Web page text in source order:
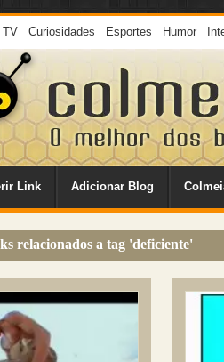
TV Curiosidades Esportes Humor
Link Adicionar Blog
relacionados a tag 'deficiente'